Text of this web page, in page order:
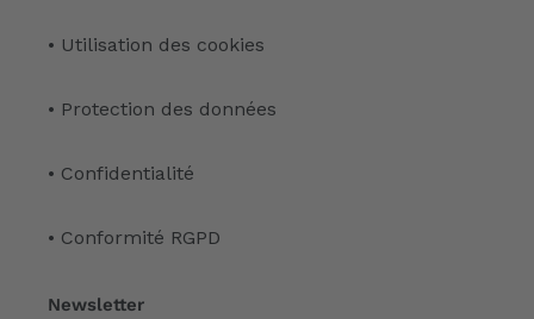
• Utilisation des cookies
• Protection des données
• Confidentialité
• Conformité RGPD
Newsletter